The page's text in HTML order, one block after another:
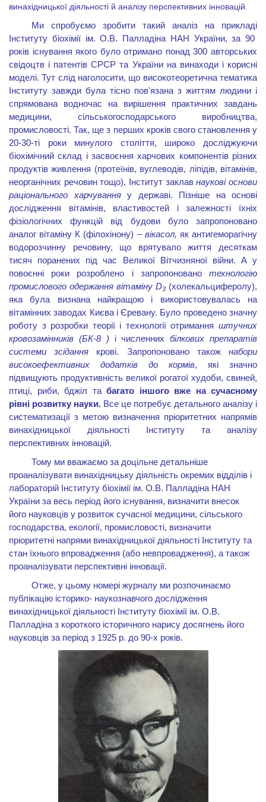
винахідницької діяльності й аналізу перспективних інновацій.
Ми спробуємо зробити такий аналіз на
прикладі
Інституту біохімії ім. О.В. Палладіна НАН України, за 90
років існування якого було отримано понад 300 авторських
свідоцтв і патентів СРСР та України на винаходи ікорисні
моделі. Тут слід наголосити, що високотеоретична тематика
Інституту завжди була тісно пов'язана з життям людини і
спрямована водночас на вирішення практичних завдань
медицини, сільськогосподарського виробництва,
промисловості. Так, ще з перших кроків свого становлення у
20-30-ті роки минулого століття, широко досліджуючи
біохімічний склад і засвоєння харчових компонентів різних
продуктів живлення (протеїнів, вуглеводів, ліпідів, вітамінів,
неорганічних речовин тощо), Інститут заклавнаукові основи
раціонального харчування
у державі. Пізніше на основі
дослідження вітамінів, властивостей і залежності їхніх
фізіологічних функцій від будови було запропоновано
аналог вітаміну К (філохінону) – вікасол, як антигеморагічну
водорозчинну речовину, що врятувало життя десяткам
тисяч поранених під час Великої Вітчизняної війни. А у
повоєнні роки розроблено і запропоновано технологію
промислового одержання вітаміну D3 (холекальциферолу),
яка була визнана найкращою і використовувалась на
вітамінних заводах Києва і Єревану. Було проведено значну
роботу з розробки теорії і технології отримання штучних
кровозамінників (БК-8 ) і численнихбілкових препаратів
системи зсідання крові. Запропоновано такожнабори
високоефективних додатків до кормів, які значно
підвищують продуктивність великої рогатої худоби, свиней,
птиці, риби, бджіл табагато іншого вже на сучасному
рівні розвитку науки. Все це потребує детального аналізу і
систематизації з метою визначення пріоритетних напрямів
винахідницької діяльності Інституту та аналізу
перспективних інновацій.
Тому ми вважаємо за доцільне детальніше
проаналізувати винахідницьку діяльність окремих відділів і
лабораторій Інституту біохімії ім. О.В. Палладіна НАН
України за весь період його існування, визначити внесок
його науковців у розвиток сучасної медицини, сільського
господарства, екології, промисловості, визначити
пріоритетні напрями винахідницької діяльності Інституту та
стан їхнього впровадження (або невпровадження), а також
проаналізувати перспективні інновації.
Отже, у цьому номері журналу ми розпочинаємо
публікацію історико- наукознавчого дослідження
винахідницької діяльності Інституту біохімії ім. О.В.
Палладіна з короткого історичного нарису досягнень його
науковців за період з 1925 р. до 90-х років.